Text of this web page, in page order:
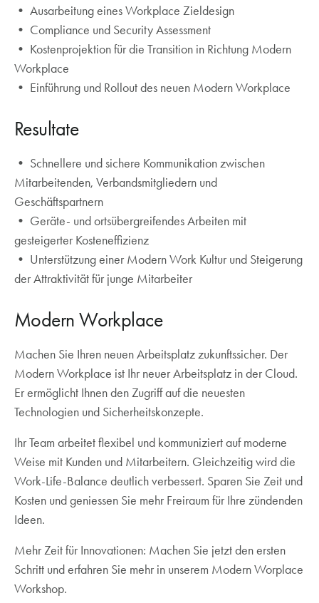
• Ausarbeitung eines Workplace Zieldesign
• Compliance und Security Assessment
• Kostenprojektion für die Transition in Richtung Modern
Workplace
• Einführung und Rollout des neuen Modern Workplace
Resultate
• Schnellere und sichere Kommunikation zwischen
Mitarbeitenden, Verbandsmitgliedern und
Geschäftspartnern
• Geräte- und ortsübergreifendes Arbeiten mit
gesteigerter Kosteneffizienz
• Unterstützung einer Modern Work Kultur und Steigerung
der Attraktivität für junge Mitarbeiter
Modern Workplace
Machen Sie Ihren neuen Arbeitsplatz zukunftssicher. Der
Modern Workplace ist Ihr neuer Arbeitsplatz in der Cloud.
Er ermöglicht Ihnen den Zugriff auf die neuesten
Technologien und Sicherheitskonzepte.
Ihr Team arbeitet flexibel und kommuniziert auf moderne
Weise mit Kunden und Mitarbeitern. Gleichzeitig wird die
Work-Life-Balance deutlich verbessert. Sparen Sie Zeit und
Kosten und geniessen Sie mehr Freiraum für Ihre zündenden
Ideen.
Mehr Zeit für Innovationen: Machen Sie jetzt den ersten
Schritt und erfahren Sie mehr in unserem Modern Worplace
Workshop.